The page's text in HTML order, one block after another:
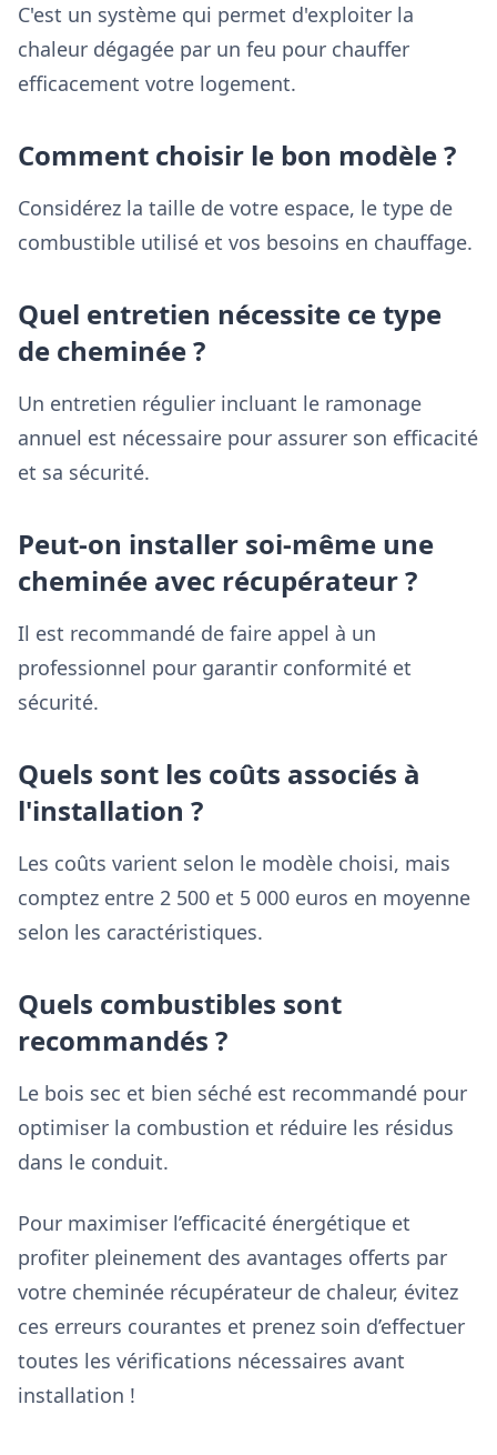
C'est un système qui permet d'exploiter la
chaleur dégagée par un feu pour chauffer
efficacement votre logement.
Comment choisir le bon modèle ?
Considérez la taille de votre espace, le type de
combustible utilisé et vos besoins en chauffage.
Quel entretien nécessite ce type
de cheminée ?
Un entretien régulier incluant le ramonage
annuel est nécessaire pour assurer son efficacité
et sa sécurité.
Peut-on installer soi-même une
cheminée avec récupérateur ?
Il est recommandé de faire appel à un
professionnel pour garantir conformité et
sécurité.
Quels sont les coûts associés à
l'installation ?
Les coûts varient selon le modèle choisi, mais
comptez entre 2 500 et 5 000 euros en moyenne
selon les caractéristiques.
Quels combustibles sont
recommandés ?
Le bois sec et bien séché est recommandé pour
optimiser la combustion et réduire les résidus
dans le conduit.
Pour maximiser l’efficacité énergétique et
profiter pleinement des avantages offerts par
votre cheminée récupérateur de chaleur, évitez
ces erreurs courantes et prenez soin d’effectuer
toutes les vérifications nécessaires avant
installation !